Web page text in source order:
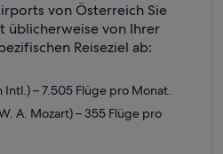
von Österreich Sie
üblicherweise von Ihrer
Reiseziel ab:
Intl.) – 7.505 Flüge pro Monat.
A. Mozart) – 355 Flüge pro